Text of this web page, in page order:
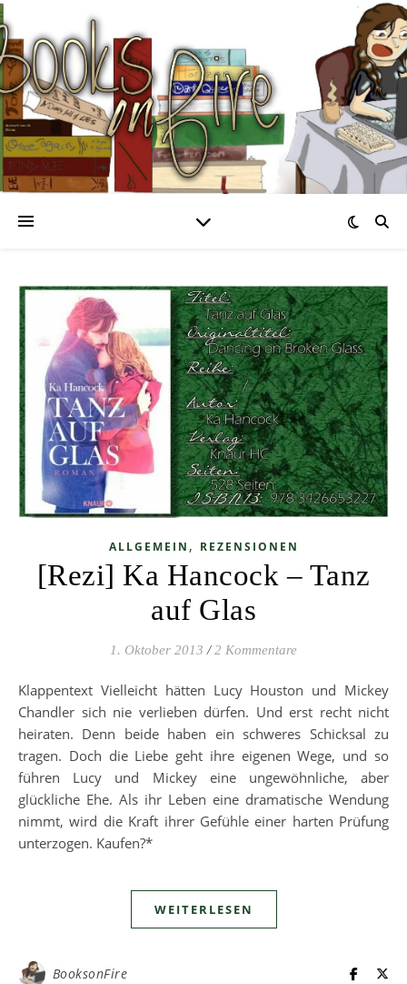
ALLGEMEIN , REZENSIONEN
[Rezi] Ka Hancock – Tanz
auf Glas
1. Oktober 2013 / 2 Kommentare
Klappentext Vielleicht hätten Lucy Houston und Mickey
Chandler sich nie verlieben dürfen. Und erst recht nicht
heiraten. Denn beide haben ein schweres Schicksal zu
tragen. Doch die Liebe geht ihre eigenen Wege, und so
führen Lucy und Mickey eine ungewöhnliche, aber
glückliche Ehe. Als ihr Leben eine dramatische Wendung
nimmt, wird die Kraft ihrer Gefühle einer harten Prüfung
unterzogen. Kaufen?*
WEITERLESEN
BooksonFire